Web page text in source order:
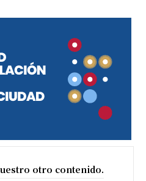
otro contenido.